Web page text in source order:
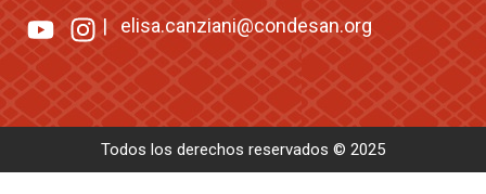
|elisa.canziani@condesan.org
Todos los derechos reservados © 2025